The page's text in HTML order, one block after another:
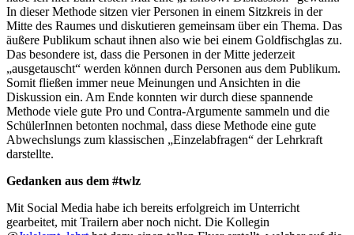
In dieser Methode sitzen vier Personen in einem Sitzkreis in der
Mitte des Raumes und diskutieren gemeinsam über ein Thema. Das
äußere Publikum schaut ihnen also wie bei einem Goldfischglas zu.
Das besondere ist, dass die Personen in der Mitte jederzeit
„ausgetauscht“ werden können durch Personen aus dem Publikum.
Somit fließen immer neue Meinungen und Ansichten in die
Diskussion ein. Am Ende konnten wir durch diese spannende
Methode viele gute Pro und Contra-Argumente sammeln und die
SchülerInnen betonten nochmal, dass diese Methode eine gute
Abwechslungs zum klassischen „Einzelabfragen“ der Lehrkraft
darstellte.
Gedanken aus dem #twlz
Mit Social Media habe ich bereits erfolgreich im Unterricht
gearbeitet, mit Trailern aber noch nicht. Die Kollegin